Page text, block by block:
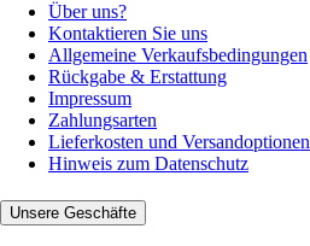
Über uns?
Kontaktieren Sie uns
Allgemeine Verkaufsbedingungen
Rückgabe & Erstattung
Impressum
Zahlungsarten
Lieferkosten und Versandoptionen
Hinweis zum Datenschutz
Unsere Geschäfte